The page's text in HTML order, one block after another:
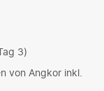
3)
von Angkor inkl.